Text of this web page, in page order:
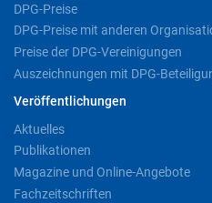
DPG-Preise
DPG-Preise mit anderen
Preise der DPG-Vereinigungen
Auszeichnungen mit DPG-
Veröffentlichungen
Aktuelles
Publikationen
Magazine und Online-Angebote
Fachzeitschriften